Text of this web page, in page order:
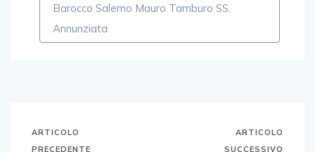
Barocco Salerno Mauro Tamburo SS.
Annunziata
ARTICOLO
PRECEDENTE
ARTICOLO
SUCCESSIVO